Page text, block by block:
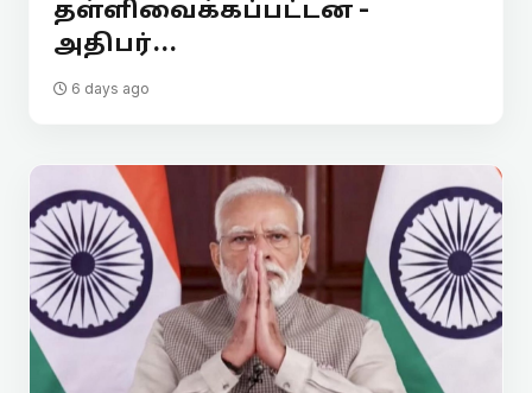
தள்ளிவைக்கப்பட்டன -
அதிபர்...
6 days ago